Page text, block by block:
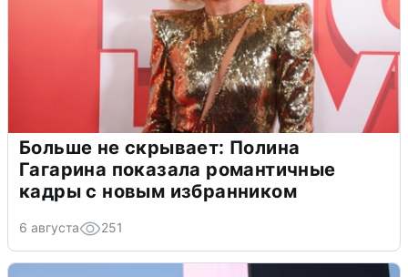
Больше не скрывает: Полина
Гагарина показала романтичные
кадры с новым избранником
6 августа 251